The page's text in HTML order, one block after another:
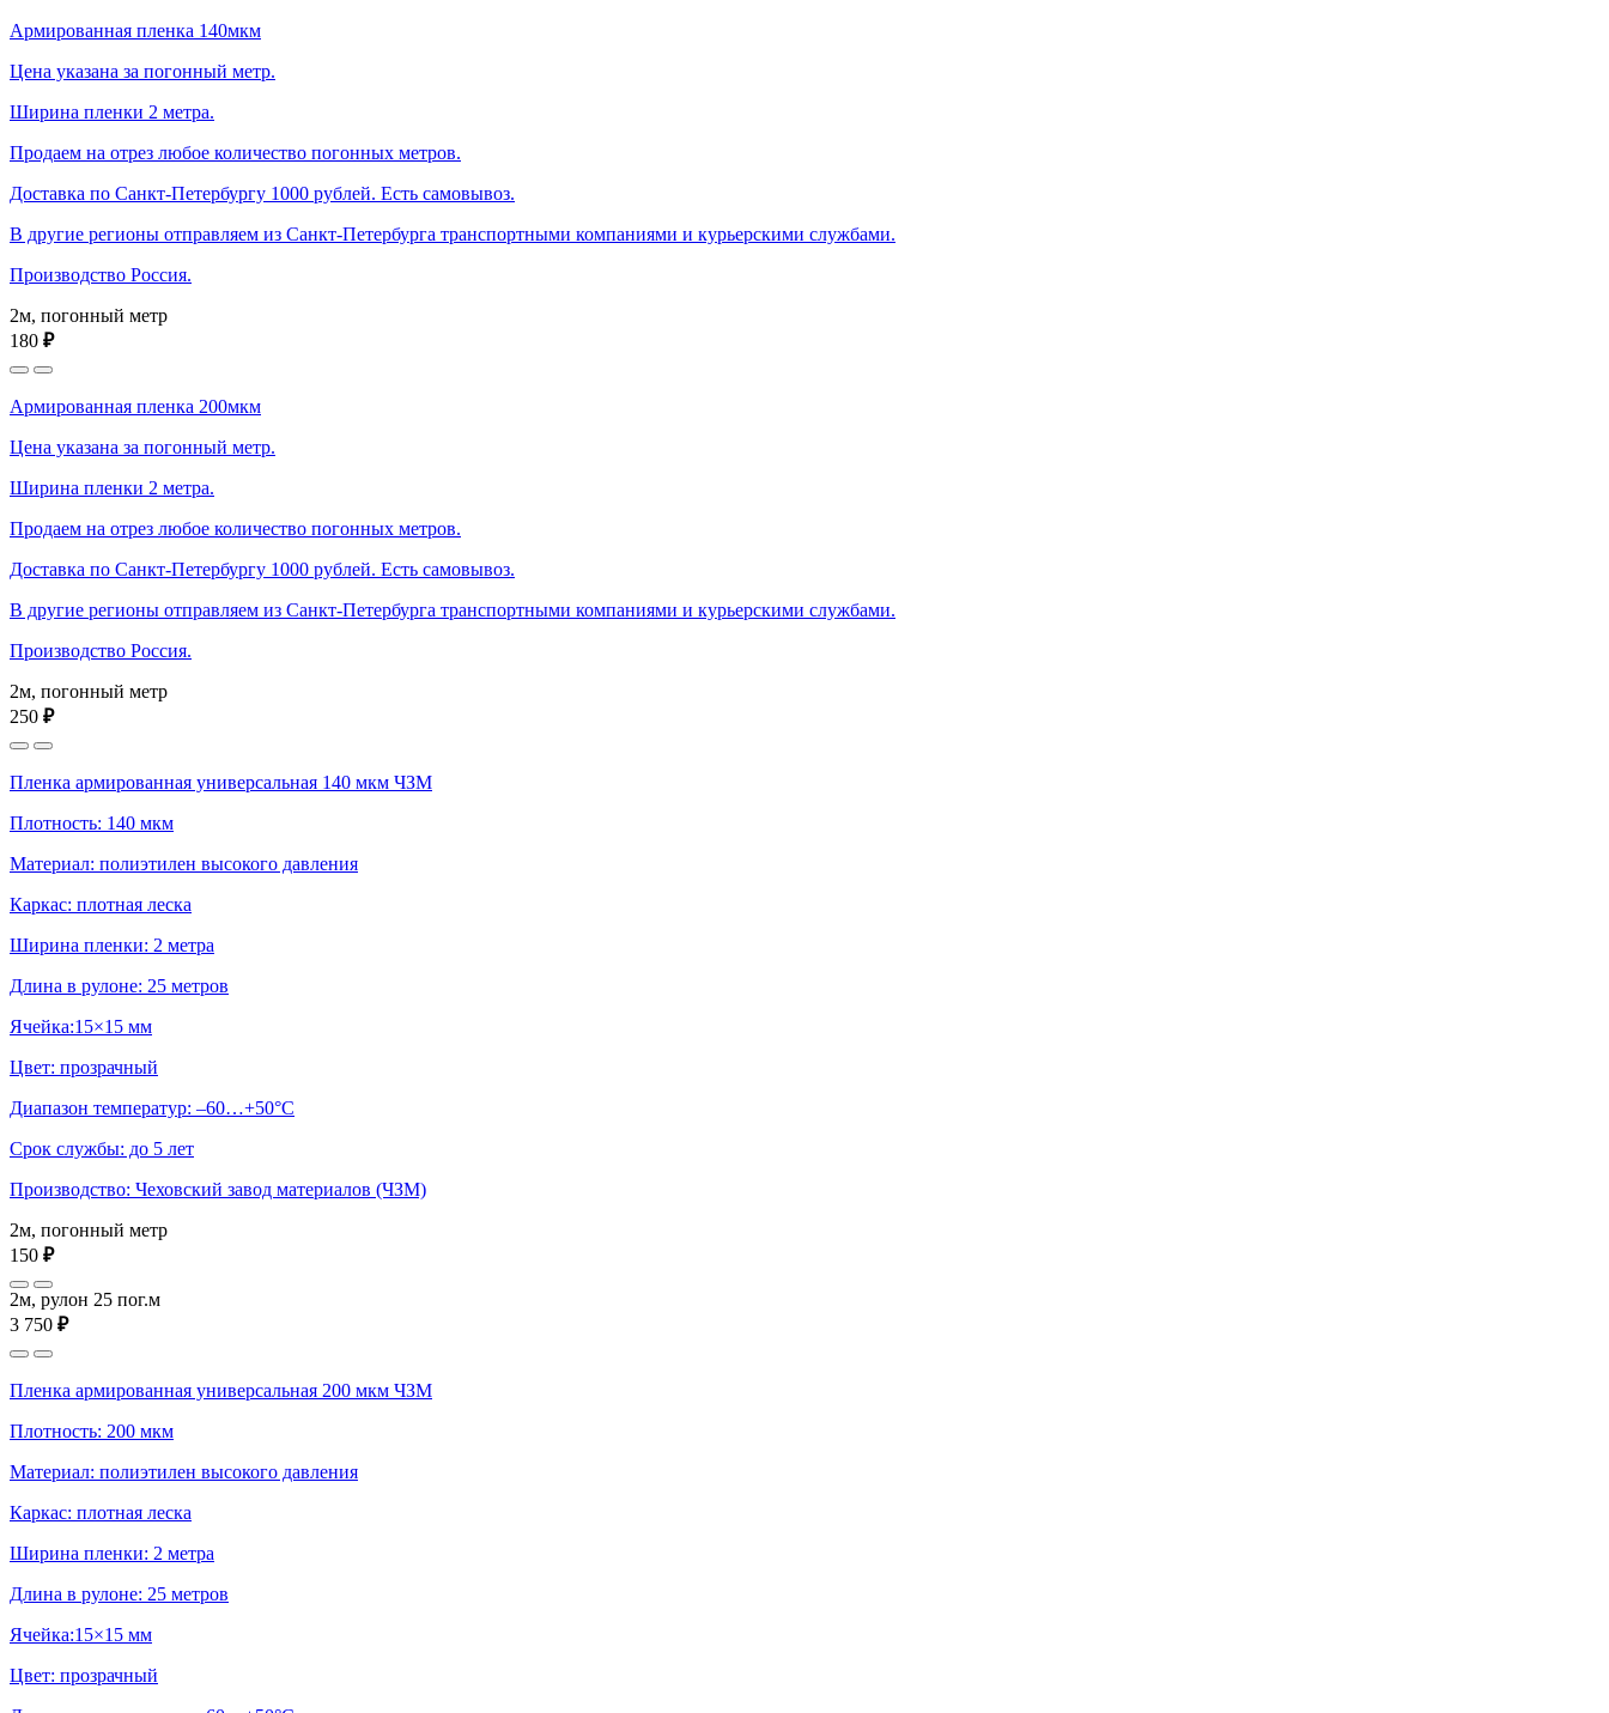
Армированная пленка 140мкм
Цена указана за погонный метр.
Ширина пленки 2 метра.
Продаем на отрез любое количество погонных метров.
Доставка по Санкт-Петербургу 1000 рублей. Есть самовывоз.
В другие регионы отправляем из Санкт-Петербурга транспортными компаниями и курьерскими службами.
Производство Россия.
2м, погонный метр
180 ₽
Армированная пленка 200мкм
Цена указана за погонный метр.
Ширина пленки 2 метра.
Продаем на отрез любое количество погонных метров.
Доставка по Санкт-Петербургу 1000 рублей. Есть самовывоз.
В другие регионы отправляем из Санкт-Петербурга транспортными компаниями и курьерскими службами.
Производство Россия.
2м, погонный метр
250 ₽
Пленка армированная универсальная 140 мкм ЧЗМ
Плотность: 140 мкм
Материал: полиэтилен высокого давления
Каркас: плотная леска
Ширина пленки: 2 метра
Длина в рулоне: 25 метров
Ячейка:15×15 мм
Цвет: прозрачный
Диапазон температур: –60…+50°С
Срок службы: до 5 лет
Производство: Чеховский завод материалов (ЧЗМ)
2м, погонный метр
150 ₽
2м, рулон 25 пог.м
3 750 ₽
Пленка армированная универсальная 200 мкм ЧЗМ
Плотность: 200 мкм
Материал: полиэтилен высокого давления
Каркас: плотная леска
Ширина пленки: 2 метра
Длина в рулоне: 25 метров
Ячейка:15×15 мм
Цвет: прозрачный